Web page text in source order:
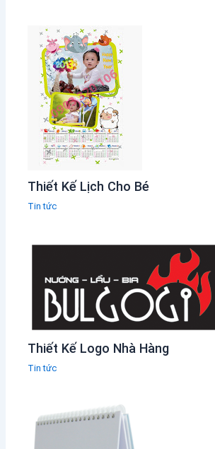
Thiết Kế Lịch Cho Bé
Tin tức
Thiết Kế Logo Nhà Hàng
Tin tức